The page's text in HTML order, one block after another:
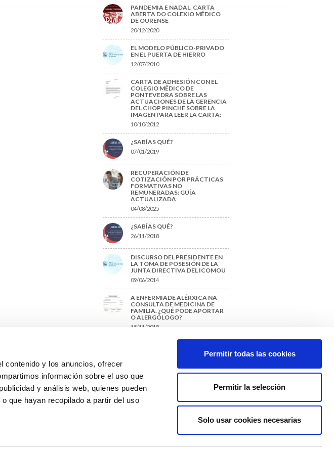
contenido y los anuncios, ofrecer
información sobre el uso que
y análisis web, quienes pueden
que hayan recopilado a partir del uso
Permitir todas las cookies
Permitir la selección
Solo usar cookies necesarias
PANDEMIA E NADAL. CARTA
ABERTA DO COLEXIO MÉDICO
DE OURENSE
20/12/2020
EL MODELO PÚBLICO-PRIVADO
EN EL PUERTA DE HIERRO
12/07/2010
CARTA DE ADHESIÓN CON EL
COLEGIO MÉDICO DE
PONTEVEDRA SOBRE LAS
ACTUACIONES DE LA GERENCIA
DEL CHOP PINCHE SOBRE LA
IMAGEN PARA LEER LA CARTA:
10/10/2012
¿SABÍAS QUÉ?
07/01/2019
RECUPERACIÓN DE
COTIZACIÓN POR PRÁCTICAS
FORMATIVAS NO
REMUNERADAS: GUÍA
ACTUALIZADA
04/08/2025
¿SABÍAS QUÉ?
26/11/2018
DISCURSO DEL PRESIDENTE EN
LA TOMA DE POSESIÓN DE LA
JUNTA DIRECTIVA DEL ICOMOU
09/06/2014
A ENFERMIADE ALÉRXICA NA
CONSULTA DE MEDICINA DE
FAMILIA. ¿QUÉ PODE APORTAR
O ALERGÓLOGO?
15/11/2018
UN TRABAJO FIN DE GRADO?
Colexio Médicos
Ourense